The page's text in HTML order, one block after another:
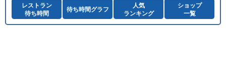
レストラン
待ち時間
待ち時間グラフ
人気
ランキング
ショップ
一覧